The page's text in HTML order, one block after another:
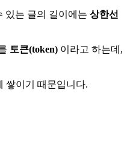
있는 글의 길이에는 상한선
토큰(token) 이라고 하는데,
쌓이기 때문입니다.